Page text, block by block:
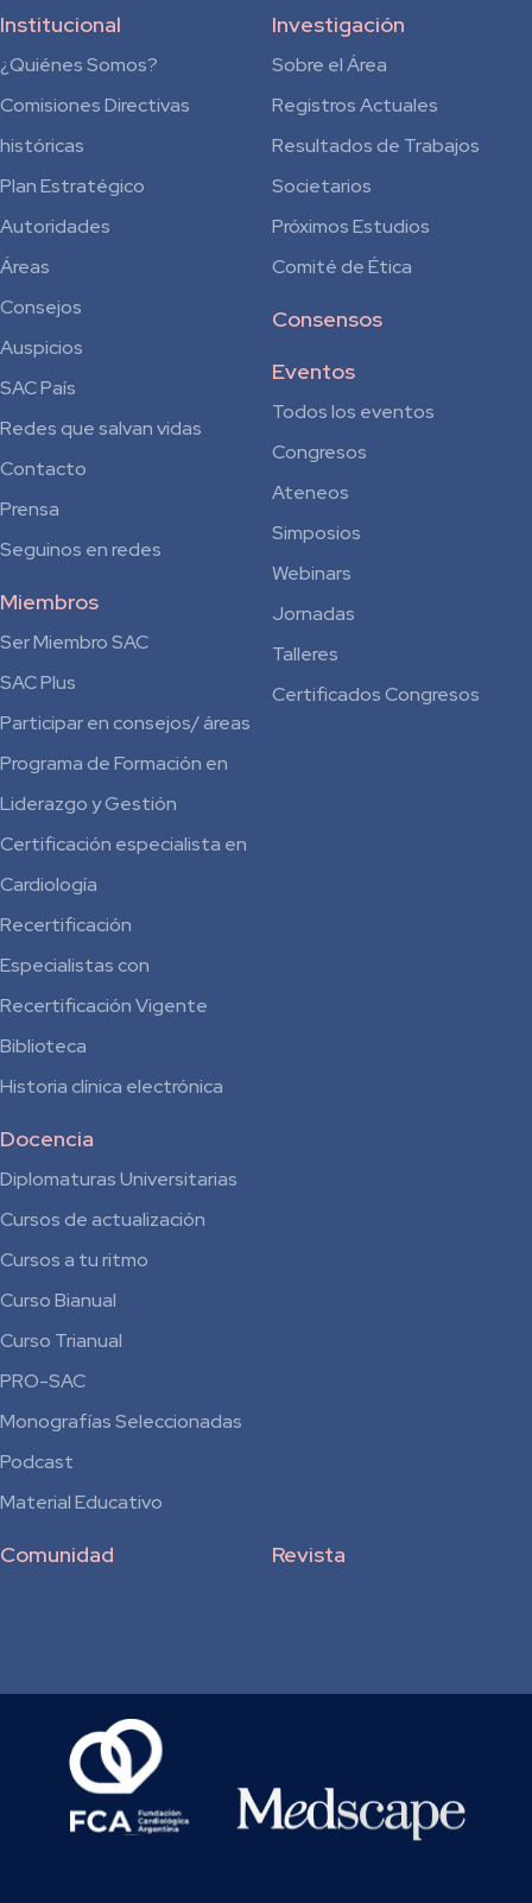
Institucional
¿Quiénes Somos?
Comisiones Directivas
históricas
Plan Estratégico
Autoridades
Áreas
Consejos
Auspicios
SAC País
Redes que salvan vidas
Contacto
Prensa
Seguinos en redes
Miembros
Ser Miembro SAC
SAC Plus
Participar en consejos/ áreas
Programa de Formación en
Liderazgo y Gestión
Certificación especialista en
Cardiología
Recertificación
Especialistas con
Recertificación Vigente
Biblioteca
Historia clínica electrónica
Docencia
Diplomaturas Universitarias
Cursos de actualización
Cursos a tu ritmo
Curso Bianual
para
Residentes
Curso Trianual
PRO-SAC
Monografías Seleccionadas
Podcast
Material Educativo
Investigación
Sobre el Área
Registros Actuales
Resultados de Trabajos
Societarios
Próximos Estudios
Comité de Ética
Consensos
Eventos
Todos los eventos
Congresos
Ateneos
Simposios
Webinars
Jornadas
Talleres
Certificados Congresos
Revista
Comunidad